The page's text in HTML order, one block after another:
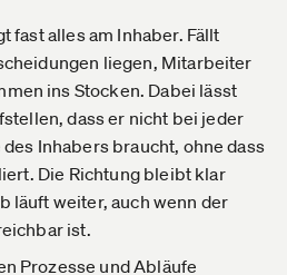
fast alles am Inhaber. Fällt
liegen, Mitarbeiter
ins Stocken. Dabei lässt
dass er nicht bei jeder
Inhabers braucht, ohne dass
Die Richtung bleibt klar
läuft weiter, auch wenn der
ist.
Prozesse und Abläufe